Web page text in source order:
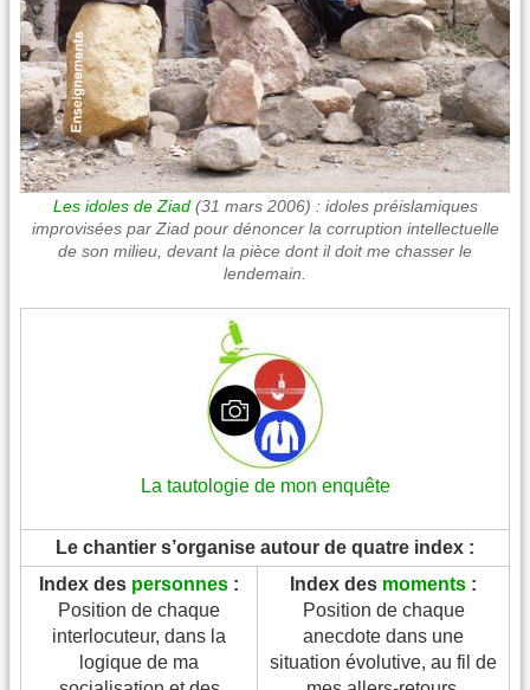
Les idoles de Ziad(31 mars 2006) : idoles préislamiques
improvisées par Ziad pour dénoncer la corruption intellectuelle
de son milieu, devant la pièce dont il doit me chasser le
lendemain.
La tautologie de mon enquête
Le chantier s’organise autour de quatre index :
Index des personnes :
Position de chaque
interlocuteur, dans la
logique de ma
Index des moments :
Position de chaque
anecdote dans une
situation évolutive, au fil de